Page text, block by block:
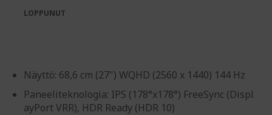
images
gallery
the
images
Näyttö: 68,6 cm (27") WQHD (2560 x 1440) 144 Hz
Paneeliteknologia: IPS (178°x178°) FreeSync (Displ
ayPort VRR), HDR Ready (HDR 10)
LOPPUNUT